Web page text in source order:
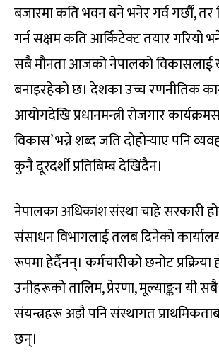
बजारमा कति भवन बने भनेर गर्व गर्छौं,
गर्न सक्षम कति आर्किटेक्ट तयार गरियो
सबै मौनता आजको नेपालको विकासलाई
बनाइरहेको छ। देशका उच्च रणनीतिक
आयोगदेखि प्रधानमन्त्री रोजगार
विकास’ भन्ने शब्द जति दोहोर्‍याए पनि
कुनै दूरदर्शी प्रतिबिम्ब देखिंदैन।
नेपालका अधिकांश संस्था चाहे सरकारी
संसाधन विभागलाई तलब दिनेको
रूपमा हेर्दैनन्। कर्मचारीको छनोट प्रक्रिया
उनीहरूको तालिम, प्रेरणा, मूल्याङ्कन यी
संयन्त्रहरू अझै पनि संस्थागत
छन्।